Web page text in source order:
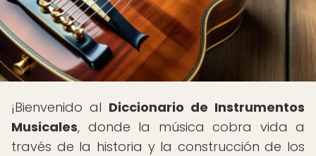
¡Bienvenido al Diccionario de Instrumentos
Musicales, donde la música cobra vida a
través de la historia y la construcción de los